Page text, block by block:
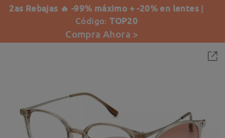
2as Rebajas 🔥 -99% máximo + -20% en lentes |
Código:TOP20
Compra Ahora >